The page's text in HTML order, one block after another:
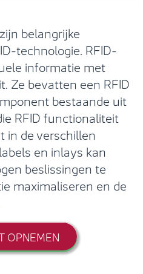
belangrijke
technologie. RFID-
informatie met
Ze bevatten een RFID
bestaande uit
RFID functionaliteit
in de verschillen
en inlays kan
beslissingen te
maximaliseren en de
OPNEMEN